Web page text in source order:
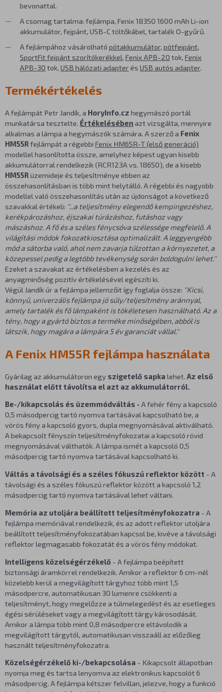
bevonattal.
A csomag tartalma: fejlámpa, Fenix 18350 1600 mAh Li-ion
akkumulátor, fejpánt, USB-C töltőkábel, tartalék O-gyűrű.
A fejlámpához vásárolható pótakkumulátor, pótfejpánt,
SportFit fejpánt szorítókerékkel, Fenix APB-20 tok, Fenix
APB-30 tok, USB hálózati adapterés USB autós adapter.
Termékértékelés
A fejlámpát Petr Jandík, a HoryInfo.cz hegymászó portál
munkatársa tesztelte. Értékelésébenazt vizsgálta, mennyire
alkalmas a lámpa a hegymászók számára. A szerző a Fenix
HM55Rfejlámpát a régebbi Fenix HM65R-T (első generáció)
modellel hasonlította össze, amelyhez képest ugyan kisebb
akkumulátorral rendelkezik (RCR123A vs. 18650), de a kisebb
HM55Rüzemideje és teljesítménye ebben az
összehasonlításban is több mint helytálló. A régebbi és nagyobb
modellel való összehasonlítás után az újdonságot a következő
szavakkal értékeli: ''...a teljesítmény elegendő kempingezéshez,
kerékpározáshoz, éjszakai túrázáshoz, futáshoz vagy
mászáshoz. A fő és a széles fénycsóva szélessége megfelelő. A
világítási módok fokozatkiosztása optimalizált. A leggyengébb
mód a sátorba való, ahol nem zavarja túlzottan a környezetet, a
közepessel pedig a legtöbb tevékenység során boldogulni lehet.''
Ezeket a szavakat az értékelésben a kezelés és az
anyagminőség pozitív értékelésével egészíti ki.
Végül Jandík úr a fejlámpa jellemzőit így foglalja össze: ''Kicsi,
könnyű, univerzális fejlámpa jó súly/teljesítmény aránnyal,
amely tartalék és fő lámpaként is tökéletesen használható. Az a
tény, hogy a gyártó biztos a terméke minőségében, abból is
látszik, hogy magára a lámpára 5 év garanciát vállal.''
A Fenix HM55R fejlámpa használata
Gyárilag az akkumulátoron egy szigetelő sapka lehet. Az első
használat előtt távolítsa el azt az akkumulátorról.
Be-/kikapcsolás és üzemmódváltás - A fehér fény a kapcsoló
0,5 másodpercig tartó nyomva tartásával kapcsolható be, a
vörös fény a kapcsoló gyors, dupla megnyomásával aktiválható.
A bekapcsolt fényszín teljesítményfokozatai a kapcsoló rövid
megnyomásával válthatók. A lámpa ismét a kapcsoló 0,5
másodpercig tartó nyomva tartásával kapcsolható ki.
Váltás a távolsági és a széles fókuszú reflektor között - A
távolsági és a széles fókuszú reflektor között a kapcsoló 1,2
másodpercig tartó nyomva tartásával lehet váltani.
Memória az utoljára beállított teljesítményfokozatra - A
fejlámpa memóriával rendelkezik, és az adott reflektor utoljára
beállított teljesítményfokozatában kapcsol be, kivéve a távolsági
reflektor legmagasabb fokozatát és a vörös fény módokat.
Intelligens közelségérzékelő - A fejlámpa beépített
biztonsági áramkörrel rendelkezik. Amikor a reflektor 6 cm-nél
közelebb kerül a megvilágított tárgyhoz több mint 1,5
másodpercre, automatikusan 30 lumenre csökkenti a
teljesítményt, hogy megelőzze a túlmelegedést és az esetleges
égési sérüléseket vagy a megvilágított tárgy károsodását.
Amikor a lámpa több mint 0,8 másodpercre eltávolodik a
megvilágított tárgytól, automatikusan visszaáll az előzőleg
használt teljesítményfokozatra.
Közelségérzékelő ki-/bekapcsolása - Kikapcsolt állapotban
nyomja meg és tartsa lenyomva az elektronikus kapcsolót 6
másodpercig. A fejlámpa kétszer felvillan, jelezve, hogy a funkció